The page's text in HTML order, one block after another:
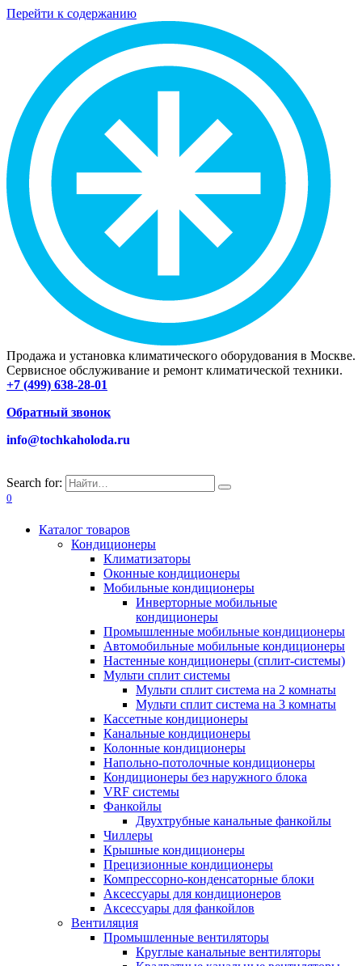
Перейти к содержанию
Продажа и установка климатического оборудования в Москве.
Сервисное обслуживание и ремонт климатической техники.
+7 (499) 638-28-01
Обратный звонок
info@tochkaholoda.ru
Search for:
0
Каталог товаров
Кондиционеры
Климатизаторы
Оконные кондиционеры
Мобильные кондиционеры
Инверторные мобильные
кондиционеры
Промышленные мобильные кондиционеры
Автомобильные мобильные кондиционеры
Настенные кондиционеры (сплит-системы)
Мульти сплит системы
Мульти сплит система на 2 комнаты
Мульти сплит система на 3 комнаты
Кассетные кондиционеры
Канальные кондиционеры
Колонные кондиционеры
Напольно-потолочные кондиционеры
Кондиционеры без наружного блока
VRF системы
Фанкойлы
Двухтрубные канальные фанкойлы
Чиллеры
Крышные кондиционеры
Прецизионные кондиционеры
Компрессорно-конденсаторные блоки
Аксессуары для кондиционеров
Аксессуары для фанкойлов
Вентиляция
Промышленные вентиляторы
Круглые канальные вентиляторы